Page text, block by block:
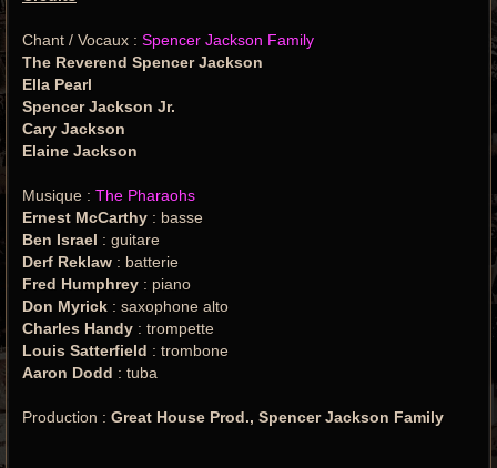
Chant / Vocaux : Spencer Jackson Family
The Reverend Spencer Jackson
Ella Pearl
Spencer Jackson Jr.
Cary Jackson
Elaine Jackson
Musique : The Pharaohs
Ernest McCarthy : basse
Ben Israel : guitare
Derf Reklaw : batterie
Fred Humphrey : piano
Don Myrick : saxophone alto
Charles Handy : trompette
Louis Satterfield : trombone
Aaron Dodd : tuba
Production : Great House Prod., Spencer Jackson Family